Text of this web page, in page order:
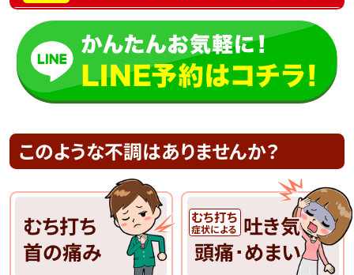
このような不調はありませんか？
むち打ち
首の痛み
吐き気
むち打ち
症状による
頭痛･めまい